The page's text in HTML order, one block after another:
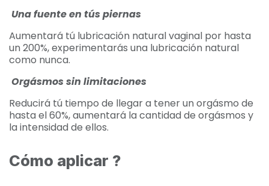
Una fuente en tús piernas
Aumentará tú lubricación natural vaginal por hasta
un 200%, experimentarás una lubricación natural
como nunca.
Orgásmos sin limitaciones
Reducirá tú tiempo de llegar a tener un orgásmo de
hasta el 60%, aumentará la cantidad de orgásmos y
la intensidad de ellos.
Cómo aplicar ?